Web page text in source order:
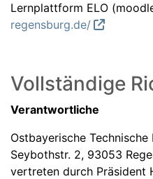
Lernplattform ELO
regensburg.de/
Vollständige
Verantwortliche
Ostbayerische
Seybothstr. 2, 93053
vertreten durch Präsident